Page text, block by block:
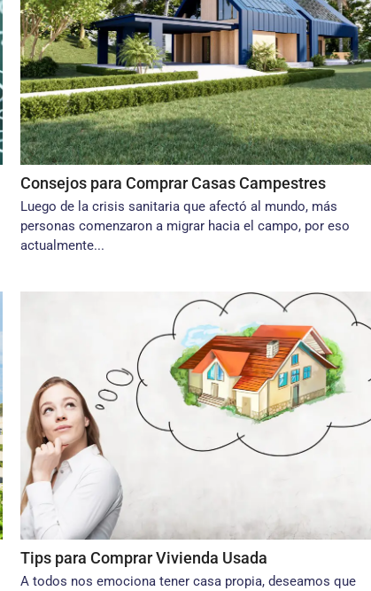
Consejos para Comprar Casas Campestres
Luego de la crisis sanitaria que afectó al mundo, más
personas comenzaron a migrar hacia el campo, por eso
actualmente...
Tips para Comprar Vivienda Usada
A todos nos emociona tener casa propia, deseamos que